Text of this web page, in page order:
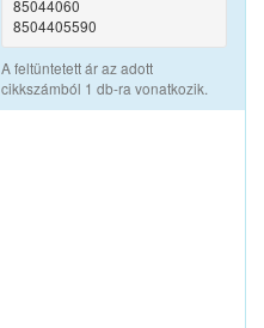
85044060
8504405590
A feltüntetett ár az adott
cikkszámból 1 db-ra vonatkozik.